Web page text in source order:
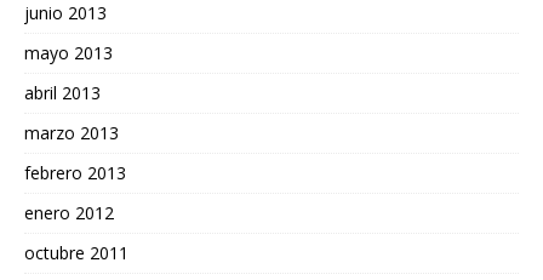
junio 2013
mayo 2013
abril 2013
marzo 2013
febrero 2013
enero 2012
octubre 2011